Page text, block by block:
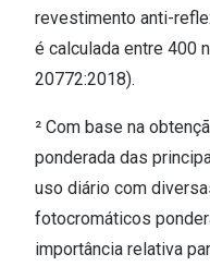
revestimento anti-
é calculada entre 400
20772:2018).
² Com base na
ponderada das
uso diário com
fotocromáticos
importância relativa